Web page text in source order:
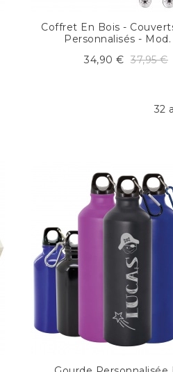
Coffret En Bois -
Personnalisés - Mod.
34,90 € 37,95 €
32